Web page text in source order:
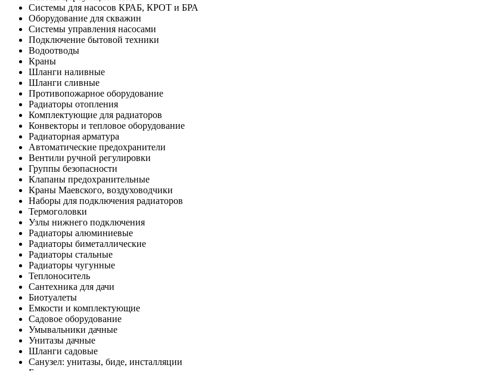
Системы для насосов КРАБ, КРОТ и БРА
Оборудование для скважин
Системы управления насосами
Подключение бытовой техники
Водоотводы
Краны
Шланги наливные
Шланги сливные
Противопожарное оборудование
Радиаторы отопления
Комплектующие для радиаторов
Конвекторы и тепловое оборудование
Радиаторная арматура
Автоматические предохранители
Вентили ручной регулировки
Группы безопасности
Клапаны предохранительные
Краны Маевского, воздуховодчики
Наборы для подключения радиаторов
Термоголовки
Узлы нижнего подключения
Радиаторы алюминиевые
Радиаторы биметаллические
Радиаторы стальные
Радиаторы чугунные
Теплоноситель
Сантехника для дачи
Биотуалеты
Емкости и комплектующие
Садовое оборудование
Умывальники дачные
Унитазы дачные
Шланги садовые
Санузел: унитазы, биде, инсталляции